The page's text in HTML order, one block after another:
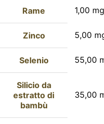
Rame 1,00 mg
Zinco 5,00
Selenio 55,00
Silicio da
estratto di
bambù
35,00